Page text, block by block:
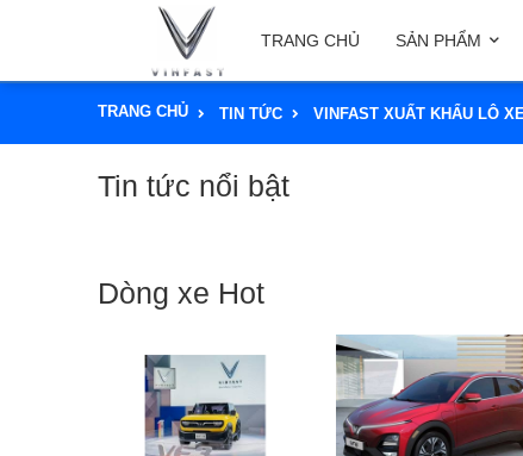
TRANG CHỦ SẢN PHẨM
TRANG CHỦ TIN TỨC VINFAST XUẤT KHẨU LÔ
Tin tức nổi bật
Dòng xe Hot